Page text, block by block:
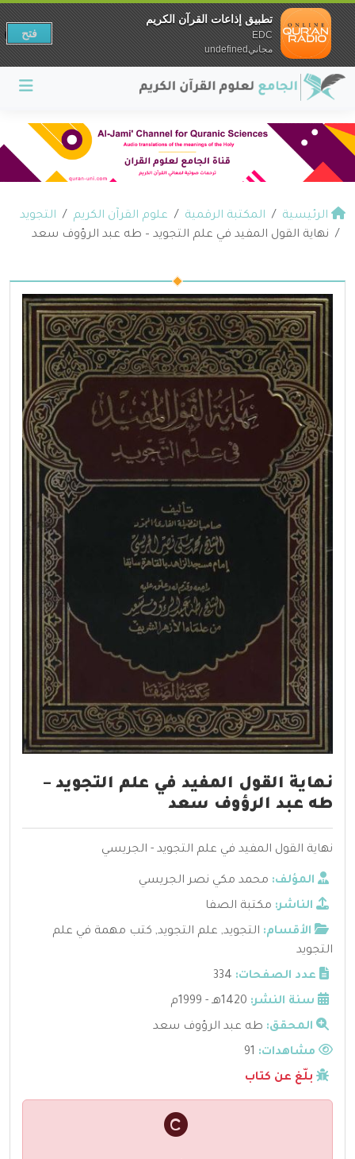
الرئيسية المكتبة الرقمية علوم القرآن الكريم
التجويد
نهاية القول المفيد في علم التجويد – طه عبد الرؤوف سعد
نهاية القول المفيد في علم التجويد –
طه عبد الرؤوف سعد
نهاية القول المفيد في علم التجويد - الجريسي
المؤلف: محمد مكي نصر الجريسي
الناشر: مكتبة الصفا
الأقسام: التجويد, علم التجويد, كتب مهمة في علم
التجويد
عدد الصفحات: 334
سنة النشر: 1420هـ - 1999م
المحقق: طه عبد الرؤوف سعد
مشاهدات:
بلّغ عن كتاب
تطبيق إذاعات القرآن الكريم
EDC
مجانيundefined
فتح